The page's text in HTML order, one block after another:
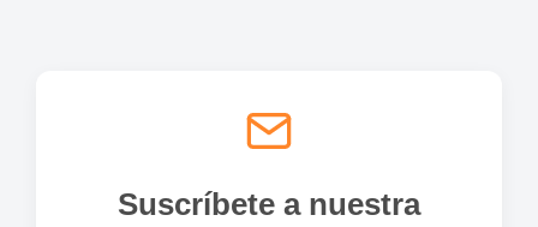
Suscríbete a nuestra